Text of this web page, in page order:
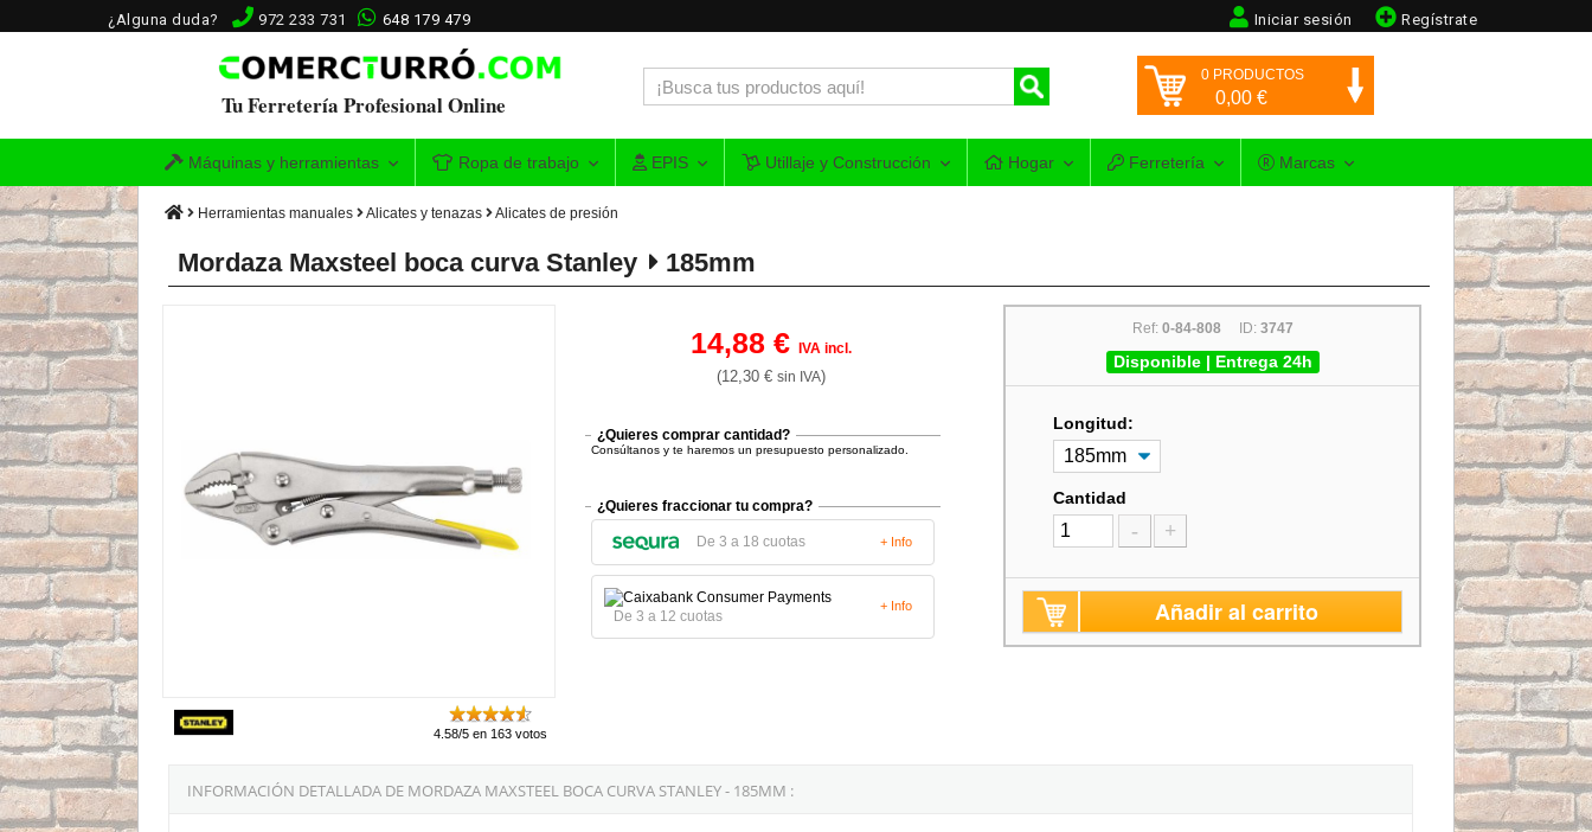
¿Alguna duda? 972 233 731 648 179 479 Regístrate
Iniciar sesión
Tu Ferretería Profesional Online
0 PRODUCTOS
0,00 €
Máquinas y herramientas Ropa de trabajo EPIS Utillaje y Construcción Hogar Ferretería Marcas
Herramientas manuales Alicates y tenazas Alicates de presión
Mordaza Maxsteel boca curva Stanley 185mm
4.58/5 en 163 votos
14,88 €IVA incl.
(12,30 €sin IVA)
¿Quieres comprar cantidad?
Consúltanos y te haremos un presupuesto personalizado.
¿Quieres fraccionar tu compra?
De 3 a 18 cuotas + Info
De 3 a 12 cuotas
+ Info
Ref: 0-84-808ID: 3747
Disponible | Entrega 24h
Longitud:
Cantidad
- +
Añadir al carrito
INFORMACIÓN DETALLADA DE MORDAZA MAXSTEEL BOCA CURVA STANLEY - 185MM :